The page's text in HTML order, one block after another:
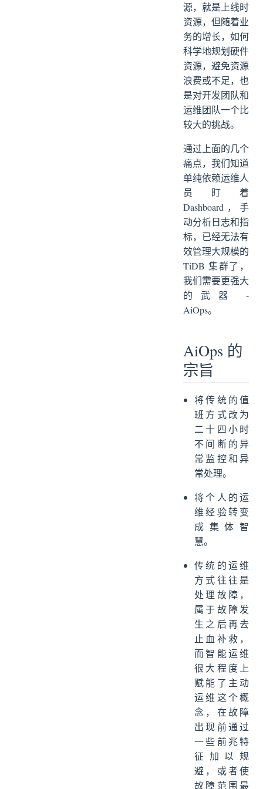
源，就是上线时
资源，但随着业
务的增长，如何
科学地规划硬件
资源，避免资源
浪费或不足，也
是对开发团队和
运维团队一个比
较大的挑战。
通过上面的几个
痛点，我们知道
单纯依赖运维人
员盯着
Dashboard，手
动分析日志和指
标，已经无法有
效管理大规模的
TiDB 集群了，
我们需要更强大
的武器 -
AiOps。
AiOps 的
宗旨
将传统的值
班方式改为
二十四小时
不间断的异
常监控和异
常处理。
将个人的运
维经验转变
成集体智
慧。
传统的运维
方式往往是
处理故障，
属于故障发
生之后再去
止血补救，
而智能运维
很大程度上
赋能了主动
运维这个概
念，在故障
出现前通过
一些前兆特
征加以规
避，或者使
故障范围最